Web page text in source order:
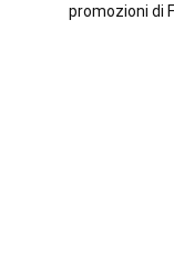
promozioni di